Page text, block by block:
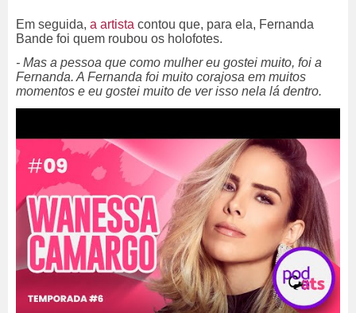
Em seguida, a artista contou que, para ela, Fernanda
Bande foi quem roubou os holofotes.
- Mas a pessoa que como mulher eu gostei muito, foi a
Fernanda. A Fernanda foi muito corajosa em muitos
momentos e eu gostei muito de ver isso nela lá dentro.